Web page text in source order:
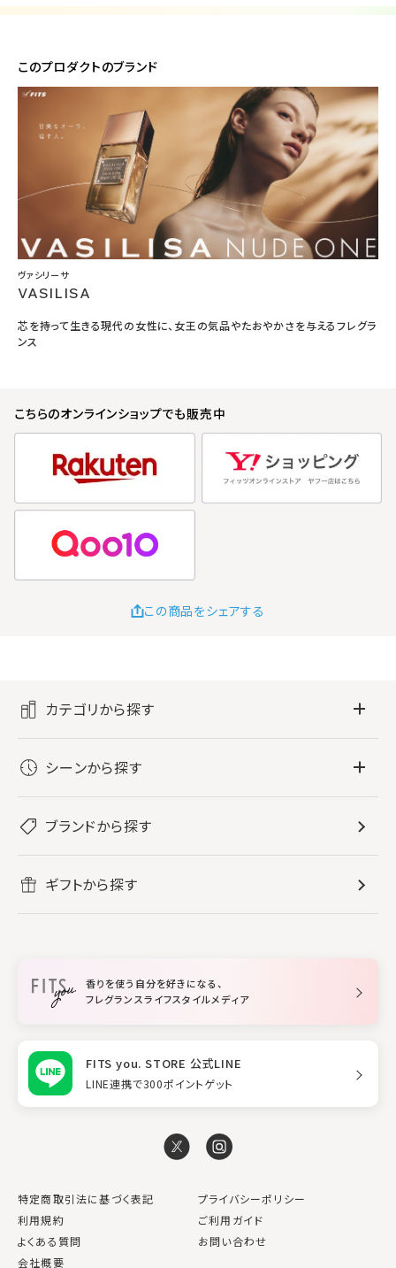
このプロダクトのブランド
ヴァシリーサ
VASILISA
芯を持って生きる現代の女性に、女王の気品やたおやかさを与えるフレグラ
ンス
こちらのオンラインショップでも販売中
この商品をシェアする
カテゴリから探す
レディース香水
メンズ香水
ボディミスト・スプレー
すべてのバス・ボディケア
ボディ・ハンドクリーム
入浴剤
ホームフレグランス
すべてのホームフレグランス
ルームフレグランス
スタイリング
シーンから探す
リフレッシュしたい
ブランドから探す
ギフトから探す
香りを使う自分を好きになる、
フレグランスライフスタイルメディア
FITS you. STORE 公式LINE
LINE連携で300ポイントゲット
特定商取引法に基づく表記
プライバシーポリシー
利用規約
ご利用ガイド
よくある質問
お問い合わせ
会社概要